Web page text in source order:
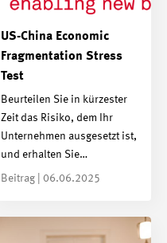
US-China Economic
Fragmentation Stress
Test
Beurteilen Sie in kürzester
Zeit das Risiko, dem Ihr
Unternehmen ausgesetzt ist,
und erhalten Sie…
Beitrag | 06.06.2025